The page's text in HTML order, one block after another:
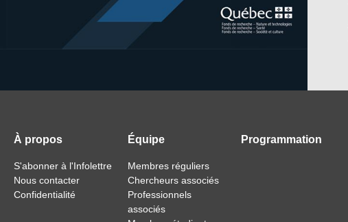
À propos
S'abonner à l'Infolettre
Nous contacter
Confidentialité
Équipe
Membres réguliers
Chercheurs associés
Professionnels
associés
Programmation